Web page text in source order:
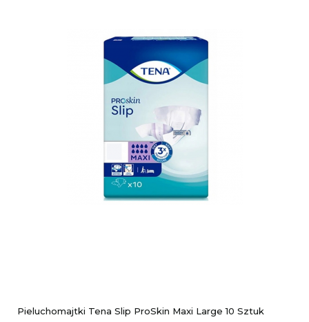
Pieluchomajtki Tena Slip ProSkin Maxi Large 10 Sztuk